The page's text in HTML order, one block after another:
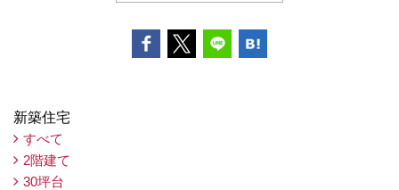
新築住宅
すべて
2階建て
30坪台